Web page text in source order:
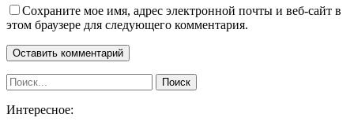
Сохраните мое имя, адрес электронной почты и веб-сайт в
этом браузере для следующего комментария.
Интересное: